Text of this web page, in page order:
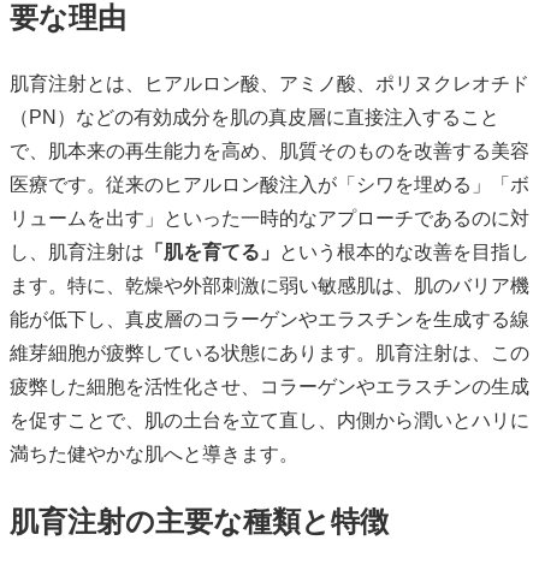
要な理由
肌育注射とは、ヒアルロン酸、アミノ酸、ポリヌクレオチド
（PN）などの有効成分を肌の真皮層に直接注入すること
で、肌本来の再生能力を高め、肌質そのものを改善する美容
医療です。従来のヒアルロン酸注入が「シワを埋める」「ボ
リュームを出す」といった一時的なアプローチであるのに対
し、肌育注射は 「肌を育てる」
という根本的な改善を目指し
ます。特に、乾燥や外部刺激に弱い敏感肌は、肌のバリア機
能が低下し、真皮層のコラーゲンやエラスチンを生成する線
維芽細胞が疲弊している状態にあります。肌育注射は、この
疲弊した細胞を活性化させ、コラーゲンやエラスチンの生成
を促すことで、肌の土台を立て直し、内側から潤いとハリに
満ちた健やかな肌へと導きます。
肌育注射の主要な種類と特徴